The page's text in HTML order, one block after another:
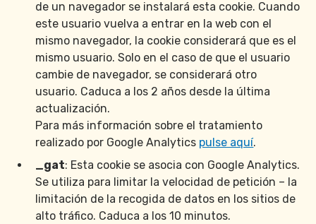
de un navegador se instalará esta cookie. Cuando
este usuario vuelva a entrar en la web con el
mismo navegador, la cookie considerará que es el
mismo usuario. Solo en el caso de que el usuario
cambie de navegador, se considerará otro
usuario. Caduca a los 2 años desde la última
actualización.
Para más información sobre el tratamiento
realizado por Google Analytics pulse aquí.
_gat: Esta cookie se asocia con Google Analytics.
Se utiliza para limitar la velocidad de petición – la
limitación de la recogida de datos en los sitios de
alto tráfico. Caduca a los 10 minutos.